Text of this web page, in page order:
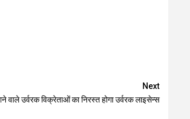
Next
उर्वरक विक्रेताओं का निरस्त होगा उर्वरक लाइसेन्स